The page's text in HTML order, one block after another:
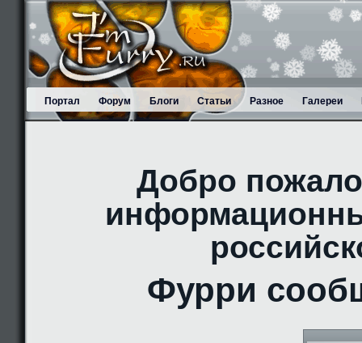
Портал Форум Блоги Статьи Разное Галереи
Добро
Фурри